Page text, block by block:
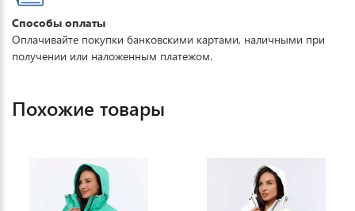
Способы оплаты
Оплачивайте покупки банковскими картами, наличными при
получении или наложенным платежом.
Похожие товары